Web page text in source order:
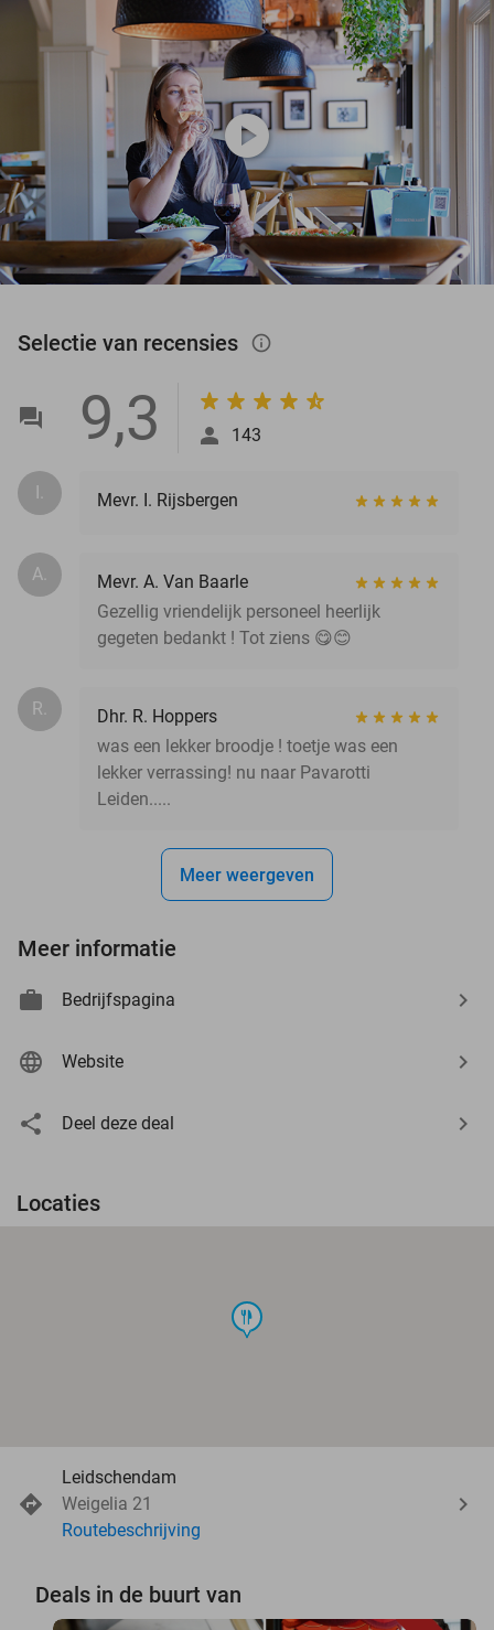
play_circle
Selectie van recensies info_outlined
9,3 143
I. Mevr. I. Rijsbergen
A.
Mevr. A. Van Baarle
Gezellig vriendelijk personeel heerlijk
gegeten bedankt ! Tot ziens 😋😊
R.
Dhr. R. Hoppers
was een lekker broodje ! toetje was een
lekker verrassing! nu naar Pavarotti
Leiden.....
Meer weergeven
Meer informatie
Bedrijfspagina
Website
Deel deze deal
Locaties
food
Leidschendam
Weigelia 21
Routebeschrijving
Deals in de buurt van